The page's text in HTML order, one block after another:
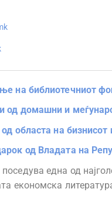
на библиотечниот
од домашни и
областа на бизнисот
од Владата на
една од
економска